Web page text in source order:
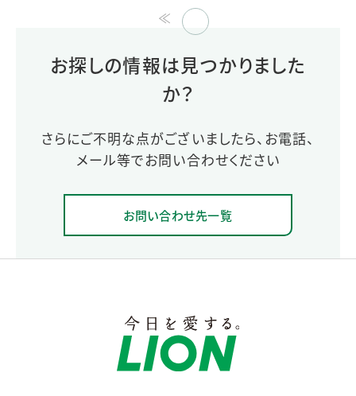
≪
≫
お探しの情報は見つかりました
か？
さらにご不明な点がございましたら、お電話、
メール等でお問い合わせください
お問い合わせ先一覧